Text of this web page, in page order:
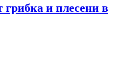
грибка и плесени в